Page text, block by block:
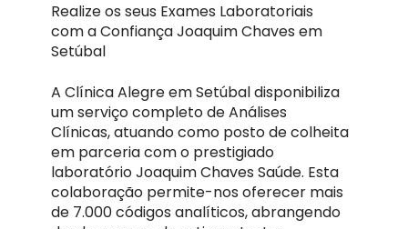
Realize os seus Exames Laboratoriais
com a Confiança Joaquim Chaves em
Setúbal
A Clínica Alegre em Setúbal disponibiliza
um serviço completo de Análises
Clínicas, atuando como posto de colheita
em parceria com o prestigiado
laboratório Joaquim Chaves Saúde. Esta
colaboração permite-nos oferecer mais
de 7.000 códigos analíticos, abrangendo